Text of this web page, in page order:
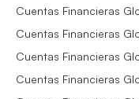
Cuentas Financieras
Cuentas Financieras
Cuentas Financieras
Cuentas Financieras